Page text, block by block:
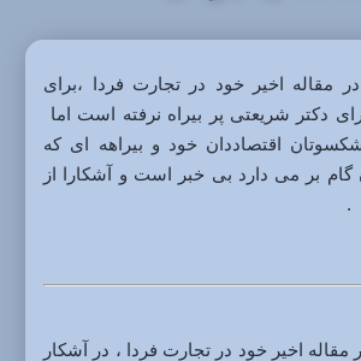
مقاله اخیر خود در تجارت فردا ،برای
دکتر شریعتی پر بیراه نرفته است اما
اقتصاددان خود و بیراهه ای که
گام بر می دارد بی خبر است و آشکارا از
.
اخیر خود در تجارت فردا ، در آشکار